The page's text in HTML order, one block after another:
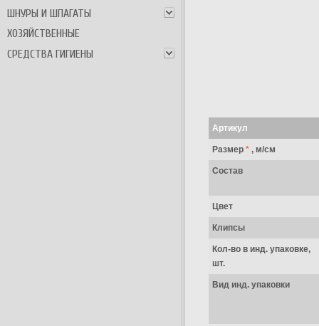
ШНУРЫ И ШПАГАТЫ
ХОЗЯЙСТВЕННЫЕ
СРЕДСТВА ГИГИЕНЫ
Артикул
Размер* , м/см
Состав
Цвет
Клипсы
Кол-во в инд. упаковке,
шт.
Вид инд. упаковки